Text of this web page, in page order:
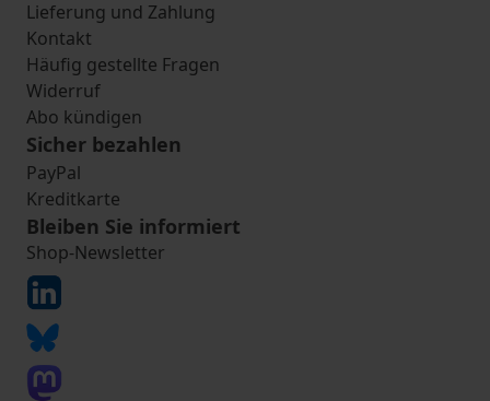
Lieferung und Zahlung
Kontakt
Häufig gestellte Fragen
Widerruf
Abo kündigen
Sicher bezahlen
PayPal
Kreditkarte
Bleiben Sie informiert
Shop-Newsletter